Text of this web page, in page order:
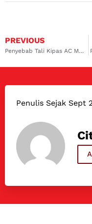
PREVIOUS
Penyebab Tali Kipas AC Mobil Bunyi dan Cara Memperbaikinya
Penulis Sejak Sept